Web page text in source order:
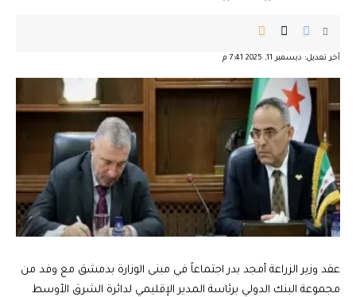
آخر تعديل: ديسمبر 11, 2025 7:41 م
عقد وزير الزراعة أمجد بدر اجتماعاً في مبنى الوزارة بدمشق مع وفد من
مجموعة البنك الدولي برئاسة المدير الإقليمي لدائرة الشرق الأوسط